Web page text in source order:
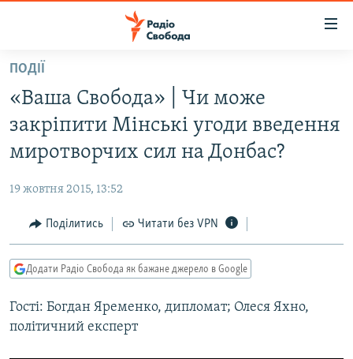
Перейти
основного
матеріалу
Перейти
до
основної
Перейти
до
пошуку
РАДІО СВОБОДА – 70 РОКІВ
СТАТТІ
СУСПІЛЬСТВО
УКРАЇНА
РОСІЙСЬКА «ФІЛЬТРАЦІЯ»
ДОНБАС.РЕАЛІЇ
ТИ ЯК?
СХЕМИ
ПОДІЇ
«Ваша Свобода» | Чи може
закріпити Мінські угоди введення
миротворчих сил на Донбас?
19 жовтня 2015, 13:52
Поділитись Читати без VPN
Додати Радіо Свобода як бажане джерело в Google
Гості: Богдан Яременко, дипломат; Олеся Яхно,
політичний експерт